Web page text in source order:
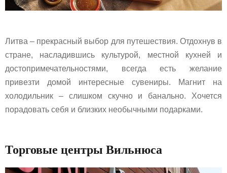
Литва – прекрасный выбор для путешествия. Отдохнув в
стране, насладившись культурой, местной кухней и
достопримечательностями, всегда есть желание
привезти домой интересные сувениры. Магнит на
холодильник – слишком скучно и банально. Хочется
порадовать себя и близких необычными подарками.
Торговые центры Вильнюса